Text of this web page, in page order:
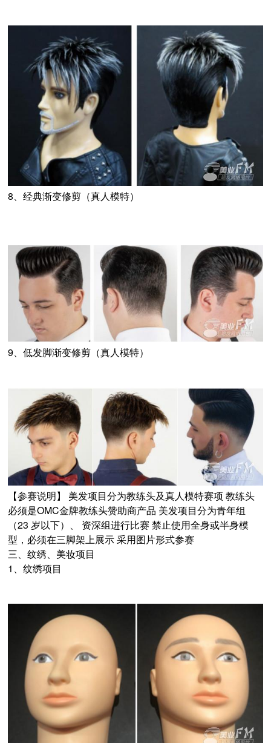
8、经典渐变修剪（真人模特）
9、低发脚渐变修剪（真人模特）
【参赛说明】 美发项目分为教练头及真人模特赛项 教练头
必须是OMC金牌教练头赞助商产品 美发项目分为青年组
（23 岁以下）、 资深组进行比赛 禁止使用全身或半身模
型，必须在三脚架上展示 采用图片形式参赛
三、纹绣、美妆项目
1、纹绣项目